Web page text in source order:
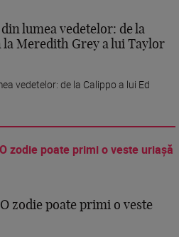
lumea vedetelor: de la
la Meredith Grey a lui Taylor
vedetelor: de la Calippo a lui Ed
zodie poate primi o veste